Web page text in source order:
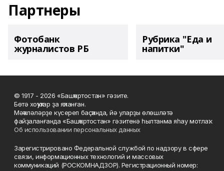
Партнеры
Фотобанк
журналистов РБ
Рубрика "Еда и
напитки"
© 1917 - 2026 «Башҡортостан» гәзите.
Бөтә хоҡуҡтар ҙа яҡланған.
Мәҡәләләрҙе күсереп баҫҡанда, йә уларҙы өлөшләтә
файҙаланғанда «Башҡортостан» гәзитенә һылтанма яһау мотлаҡ.
Об использовании персональных данных
Зарегистрировано Федеральной службой по надзору в сфере
связи, информационных технологий и массовых
коммуникаций (РОСКОМНАДЗОР). Регистрационный номер: